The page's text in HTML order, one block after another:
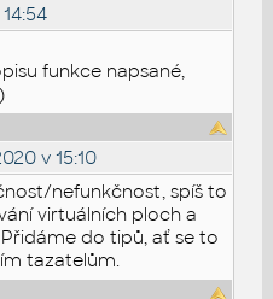
funkce napsané,
v 15:10
nefunkčnost, spíš to
virtuálních ploch a
do tipů, ať se to
tazatelům.